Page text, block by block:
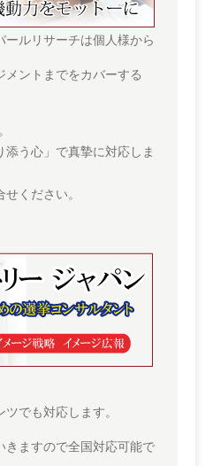
ールリサーチは個人様から
ントまでをカバーする
添う心」で真摯に対応しま
ください。
でも対応します。
きますので全国対応可能で